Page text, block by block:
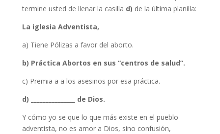
termine usted de llenar la casilla d) de la última planilla:
La iglesia Adventista,
a) Tiene Pólizas a favor del aborto.
b) Práctica Abortos en sus “centros de salud”.
c) Premia a a los asesinos por esa práctica.
d) _______________ de Dios.
Y cómo yo se que lo que más existe en el pueblo
adventista, no es amor a Dios, sino confusión,